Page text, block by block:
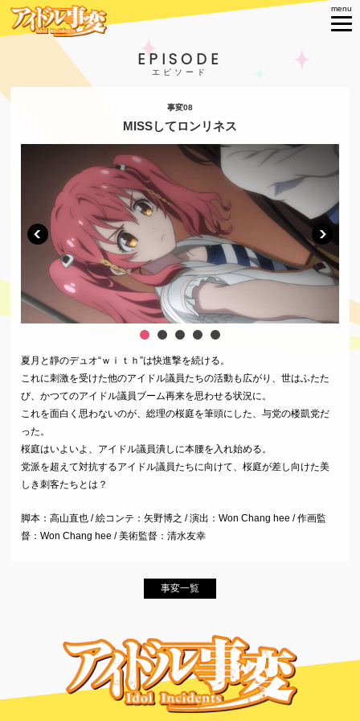
EPISODE
事変08
MISSしてロンリネス
夏月と靜のデュオ“ｗｉｔｈ”は快進撃を続ける。
これに刺激を受けた他のアイドル議員たちの活動も広がり、世はふたた
び、かつてのアイドル議員ブーム再来を思わせる状況に。
これを面白く思わないのが、総理の桜庭を筆頭にした、与党の楼凱党だ
った。
桜庭はいよいよ、アイドル議員潰しに本腰を入れ始める。
党派を超えて対抗するアイドル議員たちに向けて、桜庭が差し向けた美
しき刺客たちとは？
脚本：高山直也 / 絵コンテ：矢野博之 / 演出：Won Chang hee / 作画監
督：Won Chang hee / 美術監督：清水友幸
事変一覧